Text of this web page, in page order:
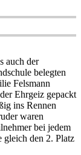
auch der
belegten
Felsmann
Ehrgeiz gepackt
ins Rennen
waren
bei jedem
gleich den 2. Platz